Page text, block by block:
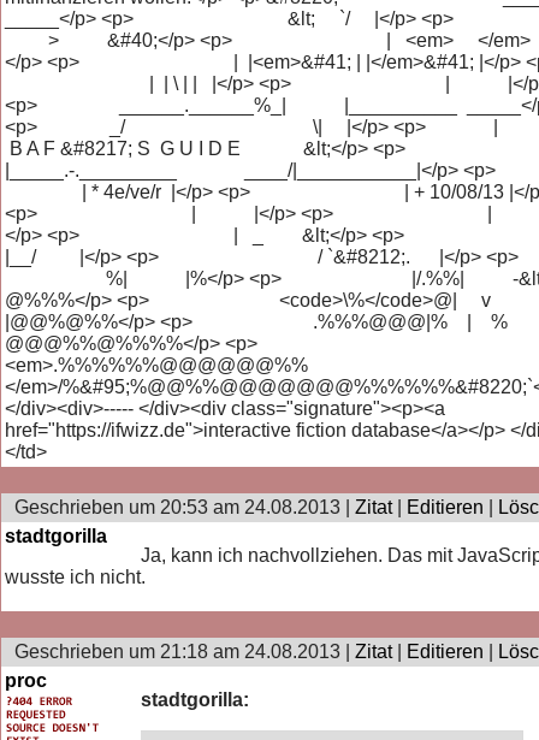
_____</p> <p> &lt; `/ |</p>
> &#40;</p> <p> | <em> </em>
</p> <p> | |<em>&#41; | |</em>&#41; |</p>
| | \ | | |</p> <p> | |</
<p> ______.______%_| |__________ _____</
<p> _/ \| |</p> <p>
B A F &#8217; S G U I D E &lt;</p> <p>
|_____.-._________ ____/|___________|</p>
| * 4e/ve/r |</p> <p> | + 10/08/13 |</
<p> | |</p> <p> |
</p> <p> | _ &lt;</p>
|__/ |</p> <p> / `&#8212;. |</p>
%| |%</p> <p> |/.%%| -
@%%%</p> <p> <code>\%</code>@| v
|@@%@%%</p> <p> .%%%@@@|% | %
@@@%%@%%%%</p> <p>
<em>.%%%%%%@@@@@@%%
</em>/
</div><div>----- </div><div class="signature"><p><a
href="https://ifwizz.de">interactive fiction database</a></p> </
</td>
Geschrieben um 20:53 am 24.08.2013 | Zitat| Editieren
stadtgorilla
Ja, kann ich nachvollziehen. Das mit
wusste ich nicht.
Geschrieben um 21:18 am 24.08.2013 | Zitat| Editieren
proc
stadtgorilla: